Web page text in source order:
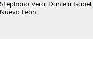
Stephano Vera, Daniela Isabel
Nuevo León.